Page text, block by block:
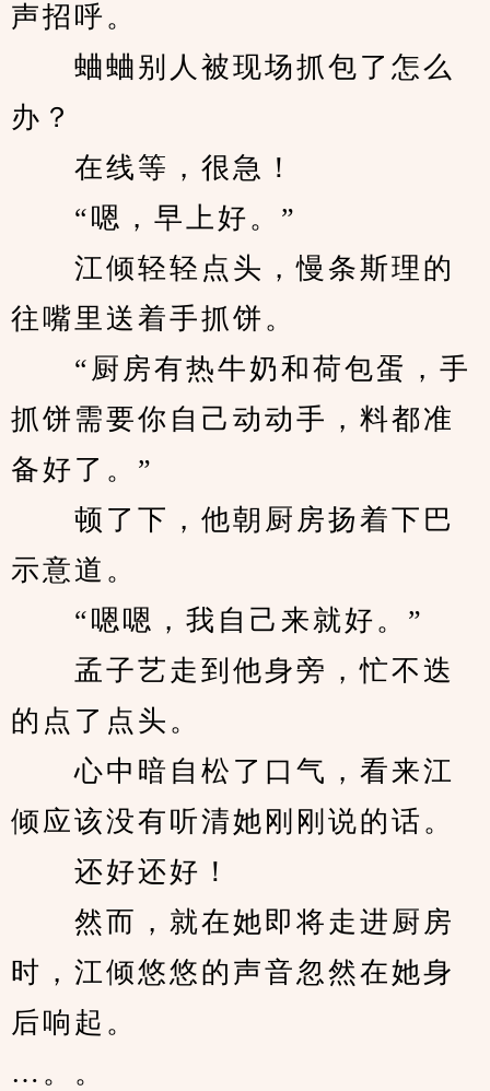
声招呼。
蛐蛐别人被现场抓包了怎么
办？
在线等，很急！
“嗯，早上好。”
江倾轻轻点头，慢条斯理的
往嘴里送着手抓饼。
“厨房有热牛奶和荷包蛋，手
抓饼需要你自己动动手，料都准
备好了。”
顿了下，他朝厨房扬着下巴
示意道。
“嗯嗯，我自己来就好。”
孟子艺走到他身旁，忙不迭
的点了点头。
心中暗自松了口气，看来江
倾应该没有听清她刚刚说的话。
还好还好！
然而，就在她即将走进厨房
时，江倾悠悠的声音忽然在她身
后响起。
…。。